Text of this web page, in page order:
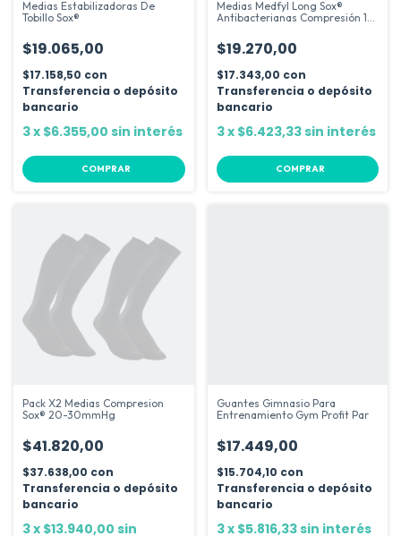
Medias Estabilizadoras De
Tobillo Sox®
$19.065,00
$17.158,50 con
Transferencia o depósito
bancario
3x $6.355,00 sin interés
COMPRAR
Medias Medfyl Long Sox®
Antibacterianas Compresión 15-
$19.270,00
$17.343,00 con
Transferencia o depósito
bancario
3x $6.423,33sin interés
COMPRAR
Pack X2 Medias Compresion
Sox® 20-30mmHg
$41.820,00
$37.638,00 con
Transferencia o depósito
bancario
3x $13.940,00 sin
Guantes Gimnasio Para
Entrenamiento Gym Profit Par
$17.449,00
$15.704,10 con
Transferencia o depósito
bancario
3x $5.816,33sin interés